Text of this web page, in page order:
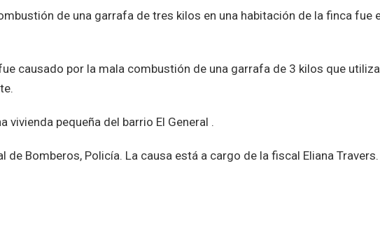
de una garrafa de tres kilos en una habitación de la finca fue
causado por la mala combustión de una garrafa de 3 kilos que
vivienda pequeña del barrio El General .
de Bomberos, Policía. La causa está a cargo de la fiscal Eliana Travers.